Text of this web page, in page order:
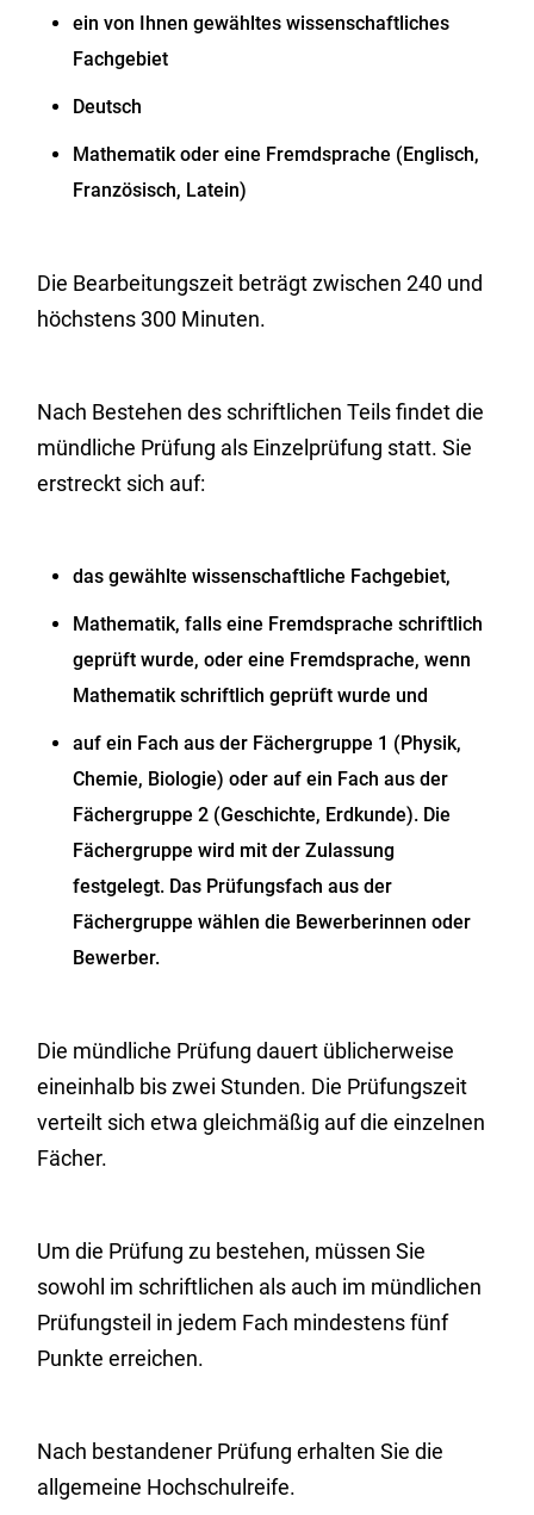
ein von Ihnen gewähltes wissenschaftliches
Fachgebiet
Deutsch
Mathematik oder eine Fremdsprache (Englisch,
Französisch, Latein)
Die Bearbeitungszeit beträgt zwischen 240 und
höchstens 300 Minuten.
Nach Bestehen des schriftlichen Teils findet die
mündliche Prüfung als Einzelprüfung statt. Sie
erstreckt sich auf:
das gewählte wissenschaftliche Fachgebiet,
Mathematik, falls eine Fremdsprache schriftlich
geprüft wurde, oder eine Fremdsprache, wenn
Mathematik schriftlich geprüft wurde und
auf ein Fach aus der Fächergruppe 1 (Physik,
Chemie, Biologie) oder auf ein Fach aus der
Fächergruppe 2 (Geschichte, Erdkunde). Die
Fächergruppe wird mit der Zulassung
festgelegt. Das Prüfungsfach aus der
Fächergruppe wählen die Bewerberinnen oder
Bewerber.
Die mündliche Prüfung dauert üblicherweise
eineinhalb bis zwei Stunden. Die Prüfungszeit
verteilt sich etwa gleichmäßig auf die einzelnen
Fächer.
Um die Prüfung zu bestehen, müssen Sie
sowohl im schriftlichen als auch im mündlichen
Prüfungsteil in jedem Fach mindestens fünf
Punkte erreichen.
Nach bestandener Prüfung erhalten Sie die
allgemeine Hochschulreife.